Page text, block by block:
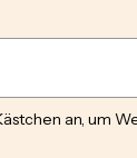
an, um